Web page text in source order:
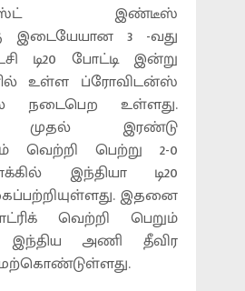
வெஸ்ட் இண்டீஸ்
இடையேயான 3 -வது
டி20 போட்டி இன்று
உள்ள ப்ரோவிடன்ஸ்
நடைபெற உள்ளது.
முதல் இரண்டு
வெற்றி பெற்று 2-0
இந்தியா டி20
இதனை
வெற்றி பெறும்
இந்திய அணி தீவிர